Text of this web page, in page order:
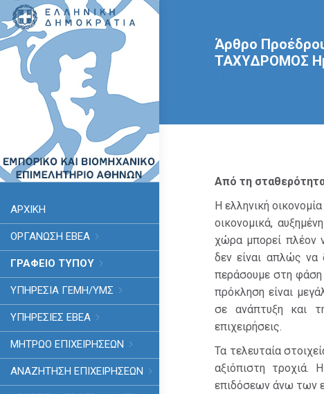
ΑΡΧΙΚΗ
ΟΡΓΑΝΩΣΗ ΕΒΕΑ
ΓΡΑΦΕΙΟ ΤΥΠΟΥ
ΥΠΗΡΕΣΊΑ ΓΕΜΗ/ΥΜΣ
ΥΠΗΡΕΣΙΕΣ ΕΒΕΑ
ΜΗΤΡΩΟ ΕΠΙΧΕΙΡΗΣΕΩΝ
ΑΝΑΖΗΤΗΣΗ ΕΠΙΧΕΙΡΗΣΕΩΝ
Άρθρο
ΤΑΧΥΔΡΟΜΟΣ
Από τη
Η ελληνική
οικονομικά,
χώρα μπορεί πλέον
δεν είναι απλώς να
περάσουμε στη
πρόκληση είναι
σε ανάπτυξη και
επιχειρήσεις.
Τα τελευταία
αξιόπιστη τροχιά.
επιδόσεων άνω των